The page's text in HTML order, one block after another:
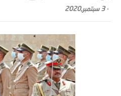
-3 سبتمبر,2020